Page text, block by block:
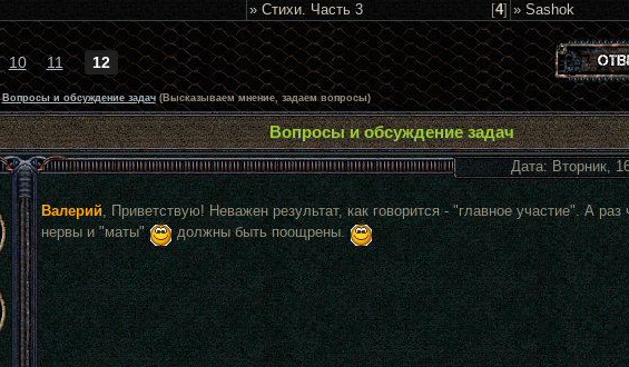
» Стихи. Часть 3
[4] » Sashok
10 11 12
Вопросы и обсуждение задач (Высказываем мнение, задаем вопросы)
Вопросы и обсуждение задач
Дата: Вторник,
Валерий, Приветствую! Неважен результат, как говорится - "главное участие". А
нервы и "маты"
должны быть поощрены.